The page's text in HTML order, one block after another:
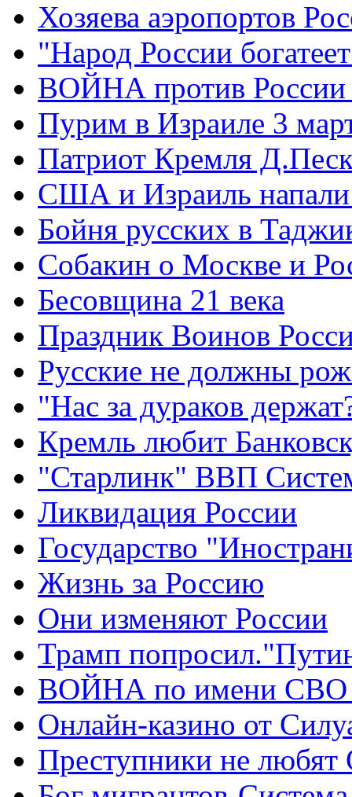
Хозяева аэропортов
"Народ России
ВОЙНА против России
Пурим в Израиле 3
Патриот Кремля
США и Израиль
Бойня русских в
Собакин о Москве и
Бесовщина 21 века
Праздник Воинов
Русские не должны
"Нас за дураков
Кремль любит
"Старлинк" ВВП
Ликвидация России
Государство
Жизнь за Россию
Они изменяют России
Трамп
ВОЙНА по имени СВО
Онлайн-казино от
Преступники не